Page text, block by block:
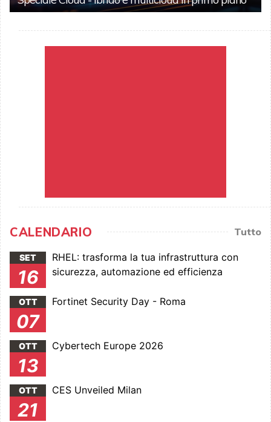
CALENDARIO Tutto
SET
16
RHEL: trasforma la tua infrastruttura con
sicurezza, automazione ed efficienza
OTT
07
Fortinet Security Day - Roma
OTT
13
Cybertech Europe 2026
OTT
21
CES Unveiled Milan